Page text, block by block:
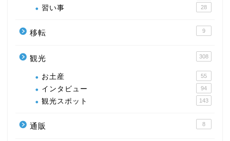
習い事 28
移転 9
観光 308
お土産 55
インタビュー 94
観光スポット 143
通販 8